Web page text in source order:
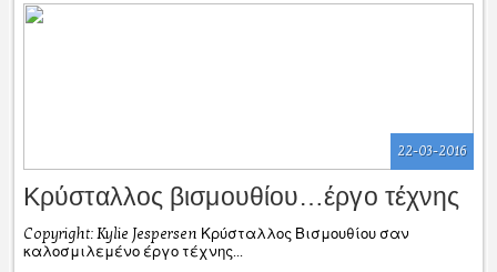
22-03-2016
Κρύσταλλος βισμουθίου…έργο τέχνης
Copyright: Kylie Jespersen Κρύσταλλος Βισμουθίου σαν
καλοσμιλεμένο έργο τέχνης...